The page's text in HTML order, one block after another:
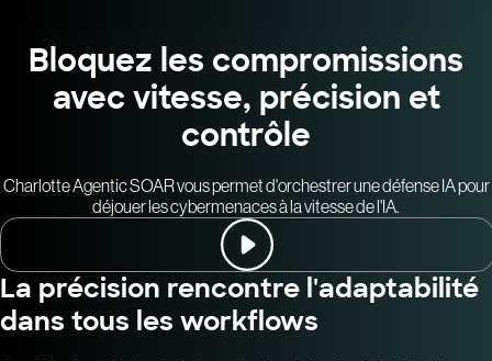
Bloquez les compromissions
avec vitesse, précision et
contrôle
Charlotte Agentic SOAR vous permet d'orchestrer une défense IA pour
déjouer les cybermenaces à la vitesse de l'IA.
La précision rencontre l'adaptabilité
dans tous les workflows